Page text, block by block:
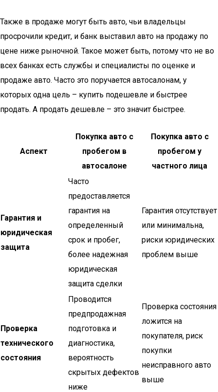
Также в продаже могут быть авто, чьи владельцы
просрочили кредит, и банк выставил авто на продажу по
цене ниже рыночной. Такое может быть, потому что не во
всех банках есть службы и специалисты по оценке и
продаже авто. Часто это поручается автосалонам, у
которых одна цель – купить подешевле и быстрее
продать. А продать дешевле – это значит быстрее.
Аспект
Покупка авто с
пробегом в
автосалоне
Покупка авто с
пробегом у
частного лица
Гарантия и
юридическая
защита
Часто
предоставляется
гарантия на
определенный
срок и пробег,
более надежная
юридическая
защита сделки
Гарантия отсутствует
или минимальна,
риски юридических
проблем выше
Проверка
технического
состояния
Проводится
предпродажная
подготовка и
диагностика,
вероятность
скрытых дефектов
ниже
Проверка состояния
ложится на
покупателя, риск
покупки
неисправного авто
выше